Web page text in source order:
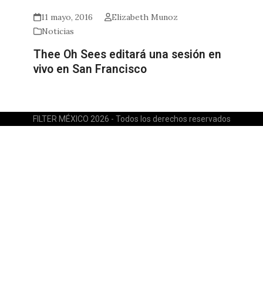
11 mayo, 2016
Elizabeth Munoz
Noticias
Thee Oh Sees editará una sesión en
vivo en San Francisco
FILTER MÉXICO 2026 - Todos los derechos reservados